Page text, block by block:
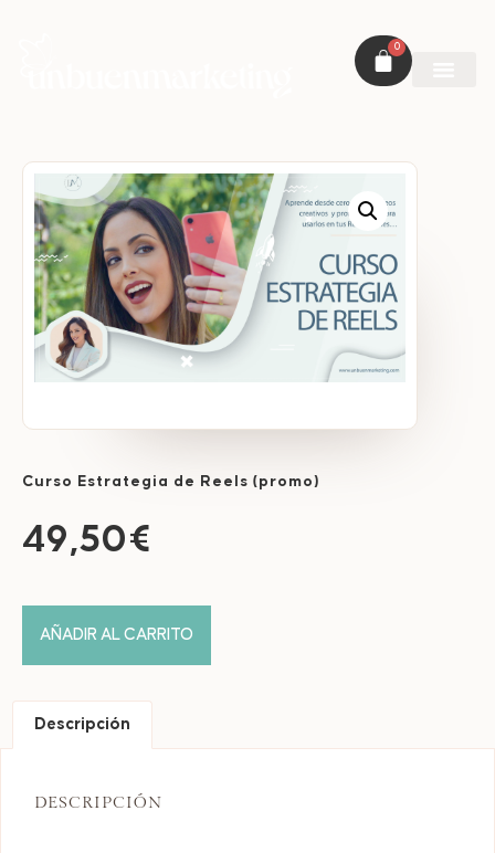
0
Curso Estrategia de Reels (promo)
49,50€
AÑADIR AL CARRITO
Descripción
DESCRIPCIÓN